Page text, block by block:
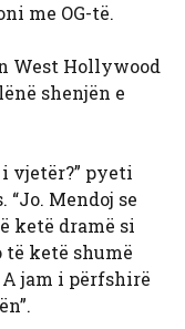
me OG-të.
West Hollywood
shenjën e
vjetër?” pyeti
Mendoj se
ketë dramë si
të ketë shumë
jam i përfshirë